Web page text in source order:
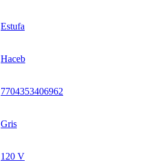
Estufa
Haceb
7704353406962
Gris
120 V